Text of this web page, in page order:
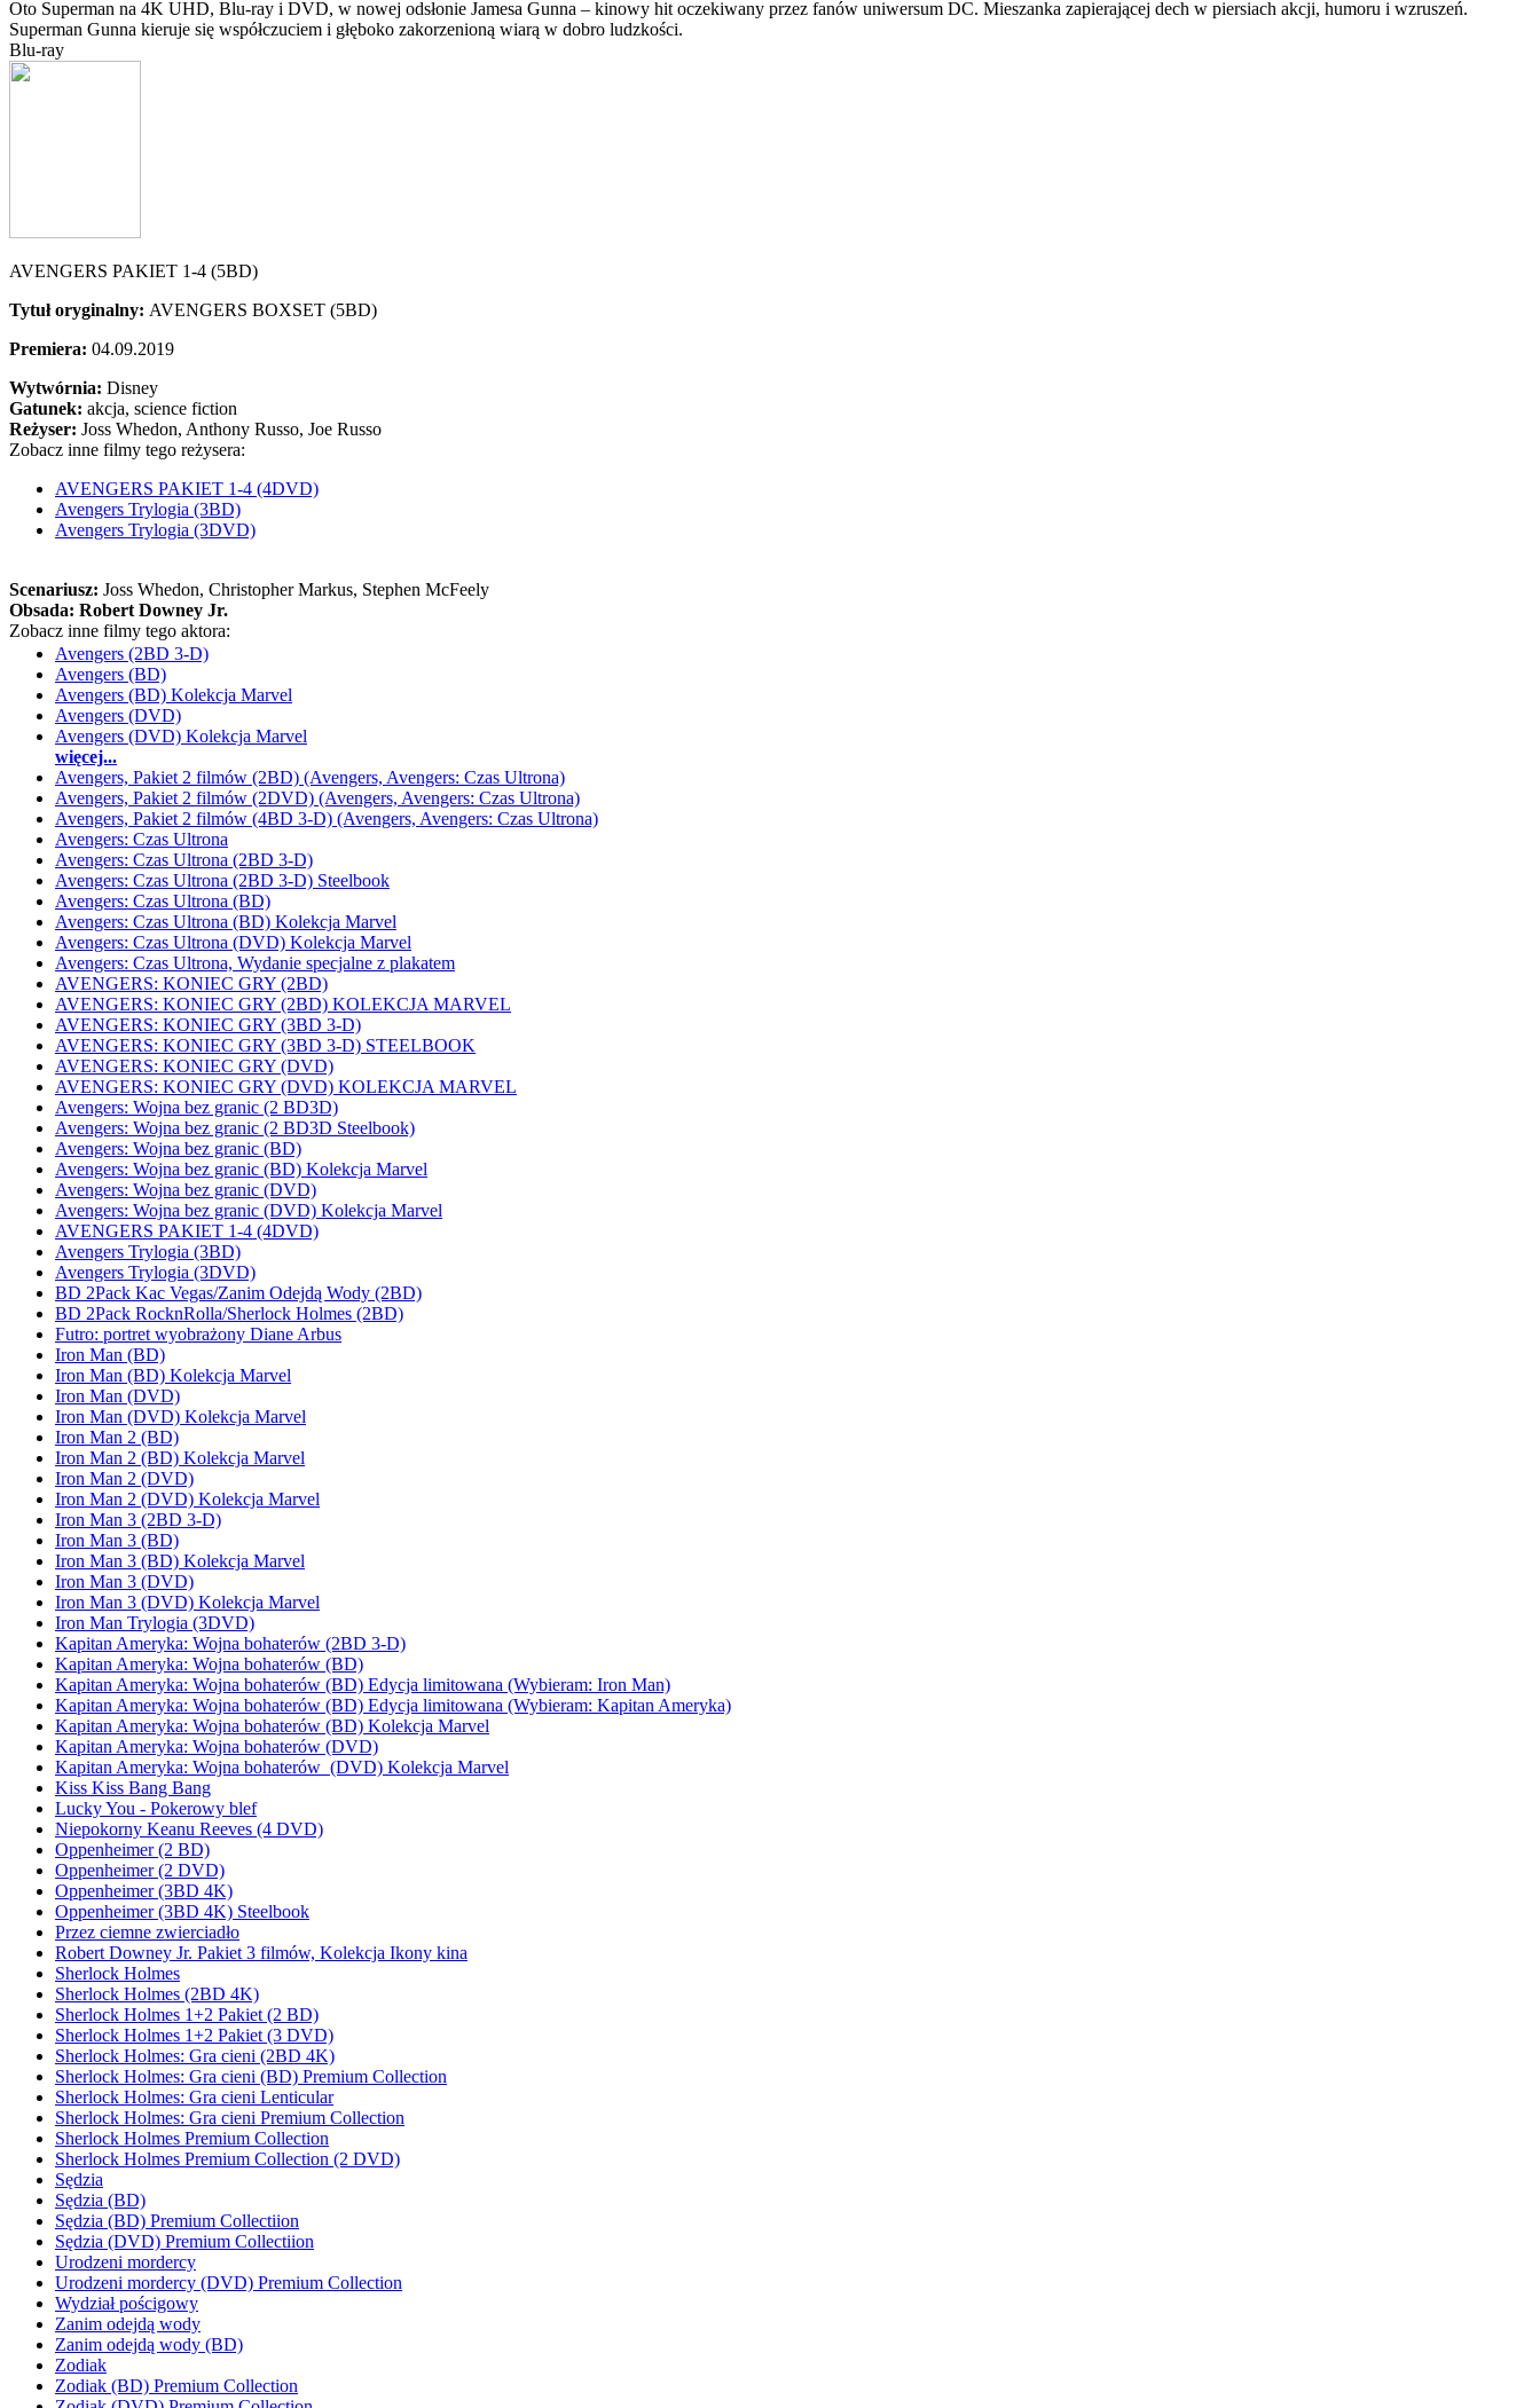
Oto Superman na 4K UHD, Blu-ray i DVD, w nowej odsłonie Jamesa Gunna – kinowy hit oczekiwany przez fanów uniwersum DC. Mieszanka zapierającej dech w piersiach akcji, humoru i wzruszeń.
Superman Gunna kieruje się współczuciem i głęboko zakorzenioną wiarą w dobro ludzkości.
Blu-ray
AVENGERS PAKIET 1-4 (5BD)
Tytuł oryginalny: AVENGERS BOXSET (5BD)
Premiera: 04.09.2019
Wytwórnia: Disney
Gatunek: akcja, science fiction
Reżyser: Joss Whedon, Anthony Russo, Joe Russo
Zobacz inne filmy tego reżysera:
AVENGERS PAKIET 1-4 (4DVD)
Avengers Trylogia (3BD)
Avengers Trylogia (3DVD)
Scenariusz: Joss Whedon, Christopher Markus, Stephen McFeely
Obsada: Robert Downey Jr.
Zobacz inne filmy tego aktora:
Avengers (2BD 3-D)
Avengers (BD)
Avengers (BD) Kolekcja Marvel
Avengers (DVD)
Avengers (DVD) Kolekcja Marvel
więcej...
Avengers, Pakiet 2 filmów (2BD) (Avengers, Avengers: Czas Ultrona)
Avengers, Pakiet 2 filmów (2DVD) (Avengers, Avengers: Czas Ultrona)
Avengers, Pakiet 2 filmów (4BD 3-D) (Avengers, Avengers: Czas Ultrona)
Avengers: Czas Ultrona
Avengers: Czas Ultrona (2BD 3-D)
Avengers: Czas Ultrona (2BD 3-D) Steelbook
Avengers: Czas Ultrona (BD)
Avengers: Czas Ultrona (BD) Kolekcja Marvel
Avengers: Czas Ultrona (DVD) Kolekcja Marvel
Avengers: Czas Ultrona, Wydanie specjalne z plakatem
AVENGERS: KONIEC GRY (2BD)
AVENGERS: KONIEC GRY (2BD) KOLEKCJA MARVEL
AVENGERS: KONIEC GRY (3BD 3-D)
AVENGERS: KONIEC GRY (3BD 3-D) STEELBOOK
AVENGERS: KONIEC GRY (DVD)
AVENGERS: KONIEC GRY (DVD) KOLEKCJA MARVEL
Avengers: Wojna bez granic (2 BD3D)
Avengers: Wojna bez granic (2 BD3D Steelbook)
Avengers: Wojna bez granic (BD)
Avengers: Wojna bez granic (BD) Kolekcja Marvel
Avengers: Wojna bez granic (DVD)
Avengers: Wojna bez granic (DVD) Kolekcja Marvel
AVENGERS PAKIET 1-4 (4DVD)
Avengers Trylogia (3BD)
Avengers Trylogia (3DVD)
BD 2Pack Kac Vegas/Zanim Odejdą Wody (2BD)
BD 2Pack RocknRolla/Sherlock Holmes (2BD)
Futro: portret wyobrażony Diane Arbus
Iron Man (BD)
Iron Man (BD) Kolekcja Marvel
Iron Man (DVD)
Iron Man (DVD) Kolekcja Marvel
Iron Man 2 (BD)
Iron Man 2 (BD) Kolekcja Marvel
Iron Man 2 (DVD)
Iron Man 2 (DVD) Kolekcja Marvel
Iron Man 3 (2BD 3-D)
Iron Man 3 (BD)
Iron Man 3 (BD) Kolekcja Marvel
Iron Man 3 (DVD)
Iron Man 3 (DVD) Kolekcja Marvel
Iron Man Trylogia (3DVD)
Kapitan Ameryka: Wojna bohaterów (2BD 3-D)
Kapitan Ameryka: Wojna bohaterów (BD)
Kapitan Ameryka: Wojna bohaterów (BD) Edycja limitowana (Wybieram: Iron Man)
Kapitan Ameryka: Wojna bohaterów (BD) Edycja limitowana (Wybieram: Kapitan Ameryka)
Kapitan Ameryka: Wojna bohaterów (BD) Kolekcja Marvel
Kapitan Ameryka: Wojna bohaterów (DVD)
Kapitan Ameryka: Wojna bohaterów (DVD) Kolekcja Marvel
Kiss Kiss Bang Bang
Lucky You - Pokerowy blef
Niepokorny Keanu Reeves (4 DVD)
Oppenheimer (2 BD)
Oppenheimer (2 DVD)
Oppenheimer (3BD 4K)
Oppenheimer (3BD 4K) Steelbook
Przez ciemne zwierciadło
Robert Downey Jr. Pakiet 3 filmów, Kolekcja Ikony kina
Sherlock Holmes
Sherlock Holmes (2BD 4K)
Sherlock Holmes 1+2 Pakiet (2 BD)
Sherlock Holmes 1+2 Pakiet (3 DVD)
Sherlock Holmes: Gra cieni (2BD 4K)
Sherlock Holmes: Gra cieni (BD) Premium Collection
Sherlock Holmes: Gra cieni Lenticular
Sherlock Holmes: Gra cieni Premium Collection
Sherlock Holmes Premium Collection
Sherlock Holmes Premium Collection (2 DVD)
Sędzia
Sędzia (BD)
Sędzia (BD) Premium Collectiion
Sędzia (DVD) Premium Collectiion
Urodzeni mordercy
Urodzeni mordercy (DVD) Premium Collection
Wydział pościgowy
Zanim odejdą wody
Zanim odejdą wody (BD)
Zodiak
Zodiak (BD) Premium Collection